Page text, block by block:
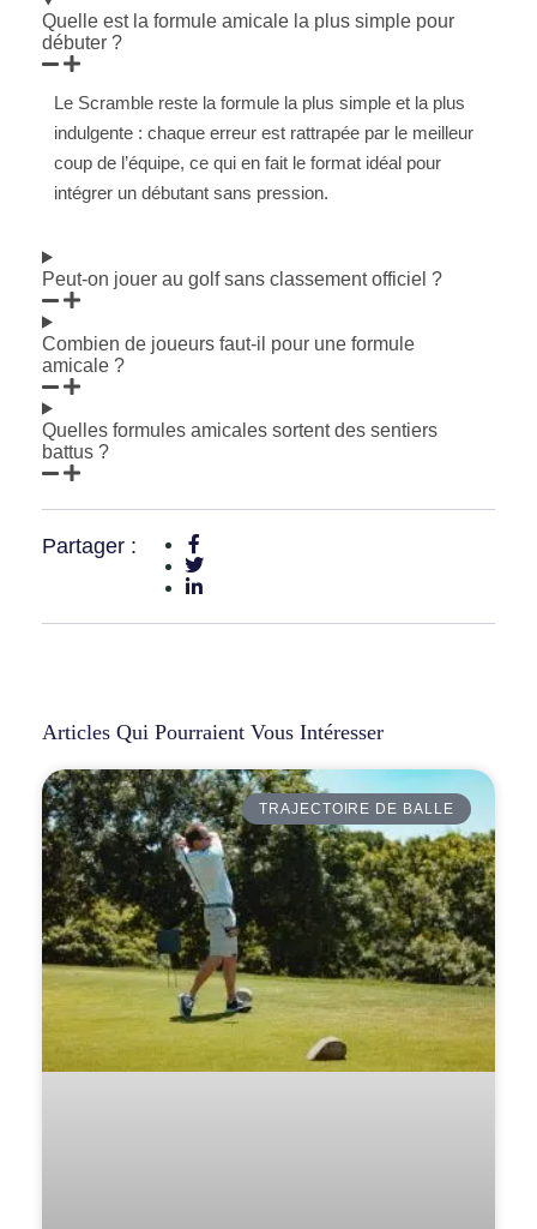
Quelle est la formule amicale la plus simple pour
débuter ?
Le Scramble reste la formule la plus simple et la plus
indulgente : chaque erreur est rattrapée par le meilleur
coup de l’équipe, ce qui en fait le format idéal pour
intégrer un débutant sans pression.
Peut-on jouer au golf sans classement officiel ?
Combien de joueurs faut-il pour une formule
amicale ?
Quelles formules amicales sortent des sentiers
battus ?
Partager :
Articles Qui Pourraient Vous Intéresser
TRAJECTOIRE DE BALLE